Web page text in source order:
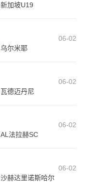
新加坡U19
06-02
乌尔米耶
06-02
瓦德迈丹尼
06-02
AL法拉赫SC
06-02
沙赫达里诺斯哈尔